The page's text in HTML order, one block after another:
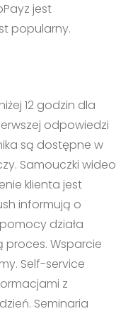
jest
popularny.
12 godzin dla
odpowiedzi
są dostępne w
Samouczki wideo
klienta jest
informują o
działa
proces. Wsparcie
Self-service
z
Seminaria